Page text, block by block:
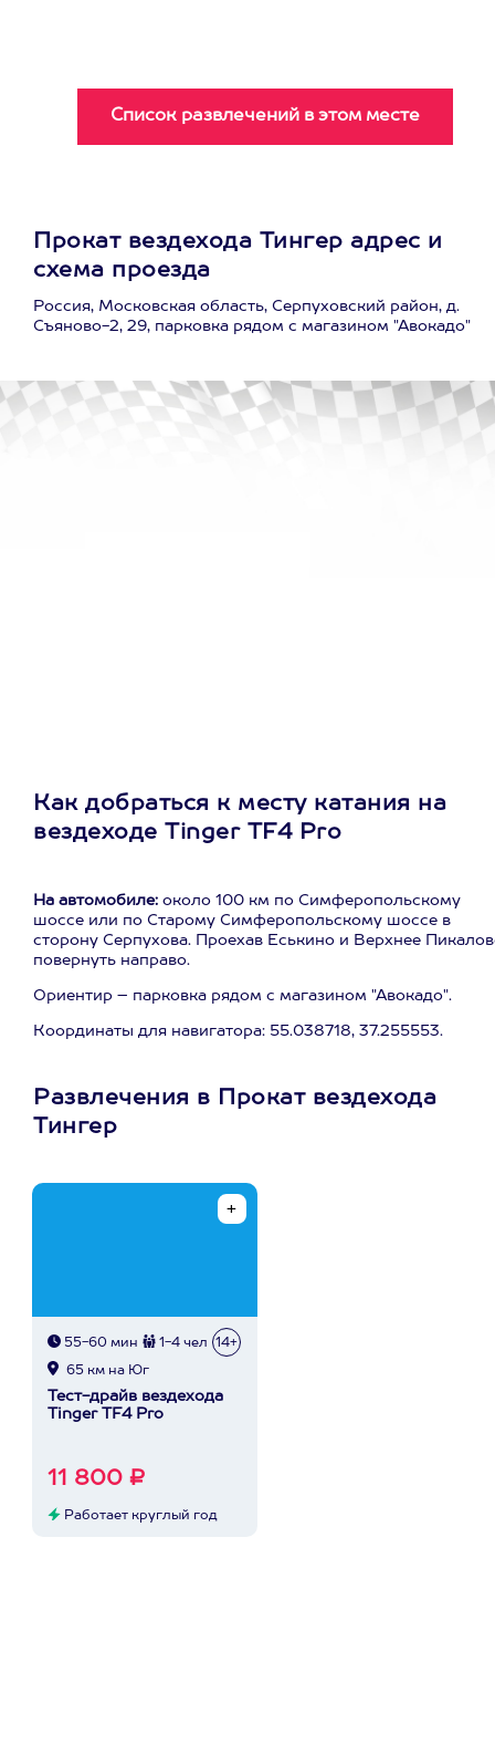
Прокат вездехода Тингер адрес и
схема проезда
Россия, Московская область, Серпуховский район, д.
Съяново-2, 29, парковка рядом с магазином "Авокадо"
Как добраться к месту катания на
вездеходе Tinger TF4 Pro
На автомобиле: около 100 км по Симферопольскому
шоссе или по Старому Симферопольскому шоссе в
сторону Серпухова. Проехав Еськино и Верхнее
повернуть направо.
Ориентир – парковка рядом с магазином "Авокадо".
Координаты для навигатора: 55.038718, 37.255553.
Развлечения в Прокат вездехода
Тингер
55-60 мин 1-4 чел 14+
65 км на Юг
Тест-драйв вездехода
Tinger TF4 Pro
11 800 ₽
Работает круглый год